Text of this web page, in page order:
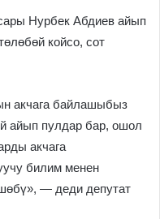
Нурбек Абдиев айып
койсо, сот
акчага байлашыбыз
айып пулдар бар, ошол
акчага
билим менен
— деди депутат